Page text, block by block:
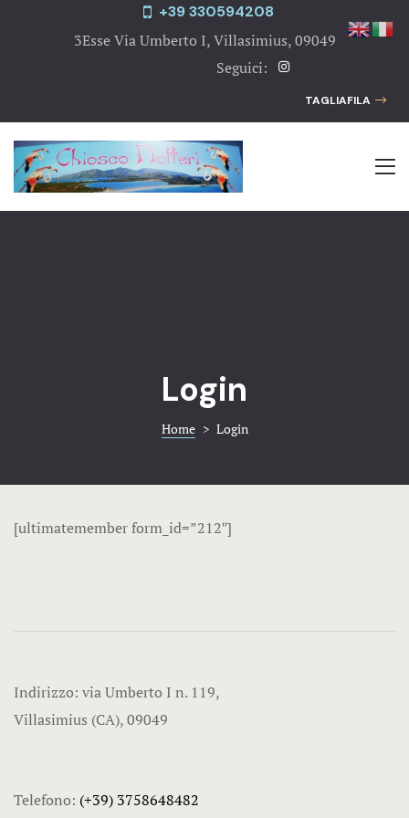
L’Area
Galleria
Contatti
+39 330594208
3Esse Via Umberto I, Villasimius, 09049
Seguici:
TAGLIAFILA
Login
Home > Login
[ultimatemember form_id=”212″]
Indirizzo: via Umberto I n. 119,
Villasimius (CA), 09049
Telefono: (+39) 3758648482
CONTATTI